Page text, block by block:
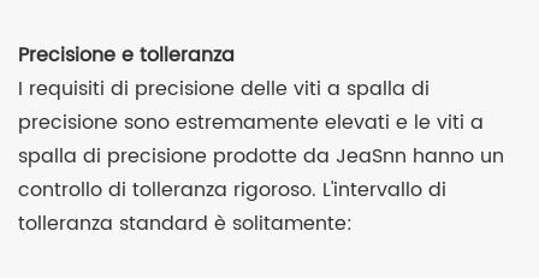
Precisione e tolleranza
I requisiti di precisione delle viti a spalla di
precisione sono estremamente elevati e le viti a
spalla di precisione prodotte da JeaSnn hanno un
controllo di tolleranza rigoroso. L'intervallo di
tolleranza standard è solitamente: